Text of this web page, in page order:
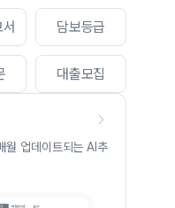
담보등급
대출모집
월 업데이트되는 AI추